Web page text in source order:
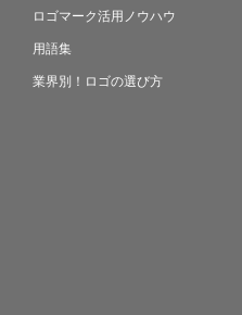
ロゴマーク活用ノウハウ
用語集
業界別！ロゴの選び方